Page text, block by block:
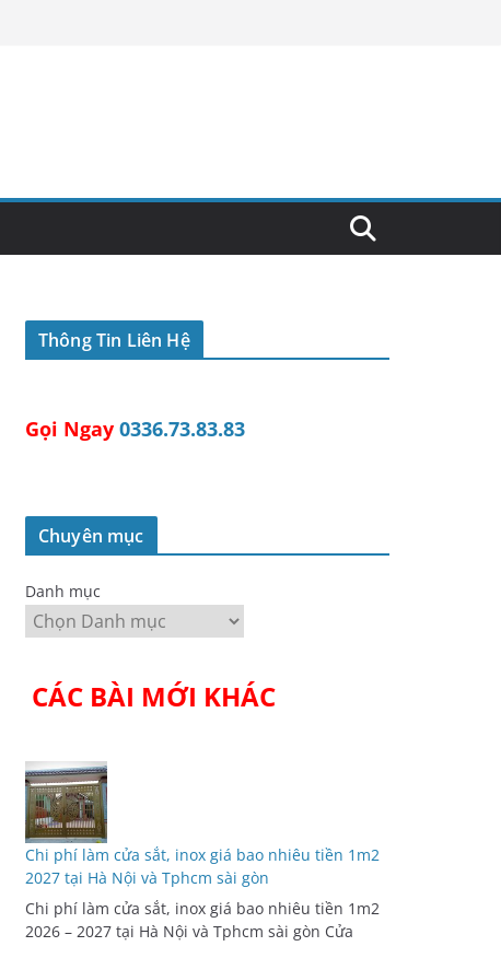
Thông Tin Liên Hệ
Gọi Ngay 0336.73.83.83
Chuyên mục
Danh mục
CÁC BÀI MỚI KHÁC
Chi phí làm cửa sắt, inox giá bao nhiêu tiền 1m2
2027 tại Hà Nội và Tphcm sài gòn
Chi phí làm cửa sắt, inox giá bao nhiêu tiền 1m2
2026 – 2027 tại Hà Nội và Tphcm sài gòn Cửa